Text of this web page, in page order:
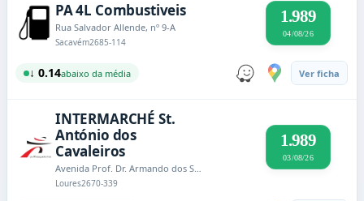
PA 4L Combustiveis
Rua Salvador Allende, nº 9-A
Sacavém2685-114
1.989
04/08/26
↓ 0.14abaixo da média Ver ficha
INTERMARCHÉ St.
António dos
Cavaleiros
Avenida Prof. Dr. Armando dos Santos Ferreira
Loures2670-339
1.989
03/08/26